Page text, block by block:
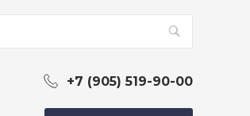
+7 (905) 519-90-00